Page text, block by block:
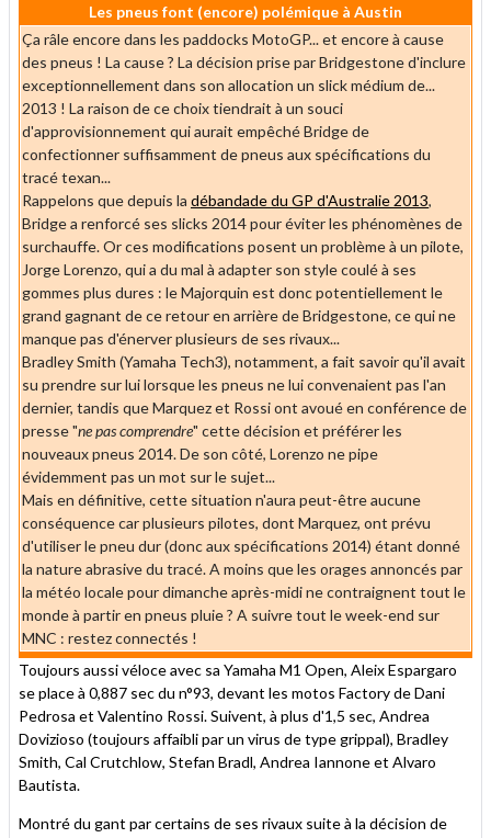
Les pneus font (encore) polémique à Austin
Ça râle encore dans les paddocks MotoGP... et encore à cause
des pneus ! La cause ? La décision prise par Bridgestone d'inclure
exceptionnellement dans son allocation un slick médium de...
2013 ! La raison de ce choix tiendrait à un souci
d'approvisionnement qui aurait empêché Bridge de
confectionner suffisamment de pneus aux spécifications du
tracé texan...
Rappelons que depuis la débandade du GP d'Australie 2013,
Bridge a renforcé ses slicks 2014 pour éviter les phénomènes de
surchauffe. Or ces modifications posent un problème à un pilote,
Jorge Lorenzo, qui a du mal à adapter son style coulé à ses
gommes plus dures : le Majorquin est donc potentiellement le
grand gagnant de ce retour en arrière de Bridgestone, ce qui ne
manque pas d'énerver plusieurs de ses rivaux...
Bradley Smith (Yamaha Tech3), notamment, a fait savoir qu'il avait
su prendre sur lui lorsque les pneus ne lui convenaient pas l'an
dernier, tandis que Marquez et Rossi ont avoué en conférence de
presse "nepas comprendre" cette décision et préférer les
nouveaux pneus 2014. De son côté, Lorenzo ne pipe
évidemment pas un mot sur le sujet...
Mais en définitive, cette situation n'aura peut-être aucune
conséquence car plusieurs pilotes, dont Marquez, ont prévu
d'utiliser le pneu dur (donc aux spécifications 2014) étant donné
la nature abrasive du tracé. A moins que les orages annoncés par
la météo locale pour dimanche après-midi ne contraignent tout le
monde à partir en pneus pluie ? A suivre tout le week-end sur
MNC : restez connectés !
Toujours aussi véloce avec sa Yamaha M1 Open, Aleix Espargaro
se place à 0,887 sec du n°93, devant les motos Factory de Dani
Pedrosa et Valentino Rossi. Suivent, à plus d'1,5 sec, Andrea
Dovizioso (toujours affaibli par un virus de type grippal), Bradley
Smith, Cal Crutchlow, Stefan Bradl, Andrea Iannone et Alvaro
Bautista.
Montré du gant par certains de ses rivaux suite à la décision de